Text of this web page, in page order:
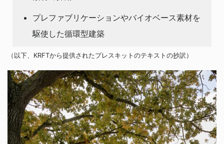
プレファブリケーションやバイオベース素材を
駆使した循環型建築
（以下、KRFTから提供されたプレスキットのテキストの抄訳）